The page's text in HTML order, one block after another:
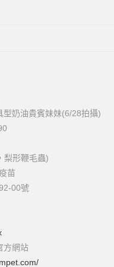
型奶油貴賓妹妹(6/28拍攝)
梨形鞭毛蟲)
苗
00號
方網站